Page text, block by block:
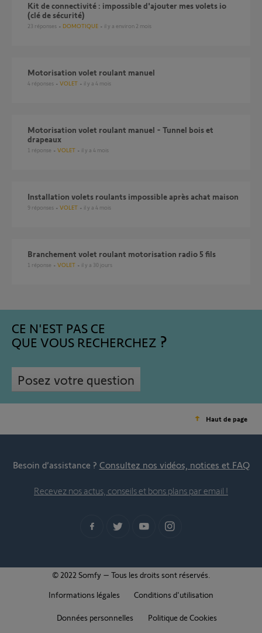
Kit de connectivité : impossible d'ajouter mes volets io
(clé de sécurité)
23 réponses DOMOTIQUE il y a environ 2 mois
Motorisation volet roulant manuel
4 réponses VOLET il y a 4 mois
Motorisation volet roulant manuel - Tunnel bois et
drapeaux
1 réponse VOLET il y a 4 mois
Installation volets roulants impossible après achat maison
9 réponses VOLET il y a 4 mois
branchement volet roulant motorisation radio 5 fils
1 réponse VOLET il y a 30 jours
CE N'EST PAS CE
QUE VOUS RECHERCHEZ
Posez votre question
Haut de page
Besoin d’assistance ? Consultez nos vidéos, notices et FAQ
Recevez nos actus, conseils et bons plans par email !
© 2022 Somfy – Tous les droits sont réservés.
Informations légales
Conditions d'utilisation
Données personnelles Politique de Cookies